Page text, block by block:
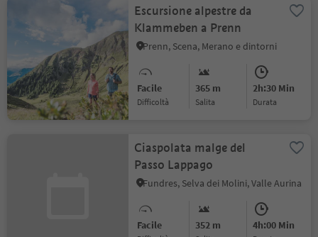
Escursione alpestre da
Klammeben a Prenn
Prenn, Scena, Merano e dintorni
Facile
Difficoltà
365 m
Salita
2h:30 Min
durata
Ciaspolata malge del
Passo Lappago
Fundres, Selva dei Molini, Valle Aurina
Facile 352 m 4h:00 Min